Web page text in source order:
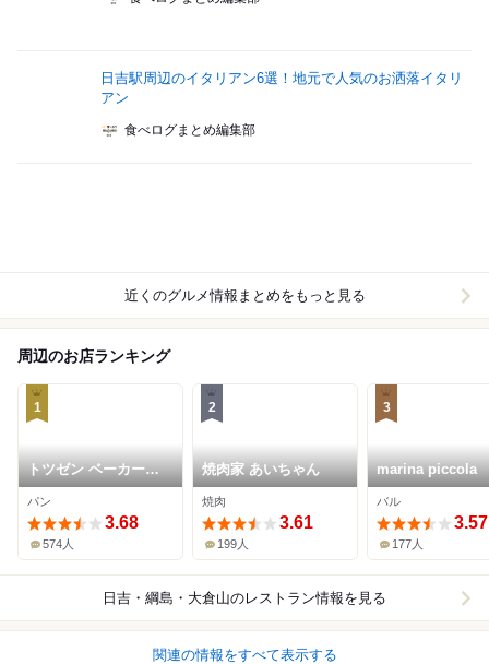
日吉駅周辺のイタリアン6選！地元で人気のお洒落イタリ
アン
食べログまとめ編集部
近くのグルメ情報まとめをもっと見る
周辺のお店ランキング
1
トツゼン ベーカーズ
キッチン
パン
3.68
574人
2
焼肉家 あいちゃん
焼肉
3.61
199人
3
marina piccola
バル
3.57
177人
日吉・綱島・大倉山のレストラン情報を見る
関連の情報をすべて表示する